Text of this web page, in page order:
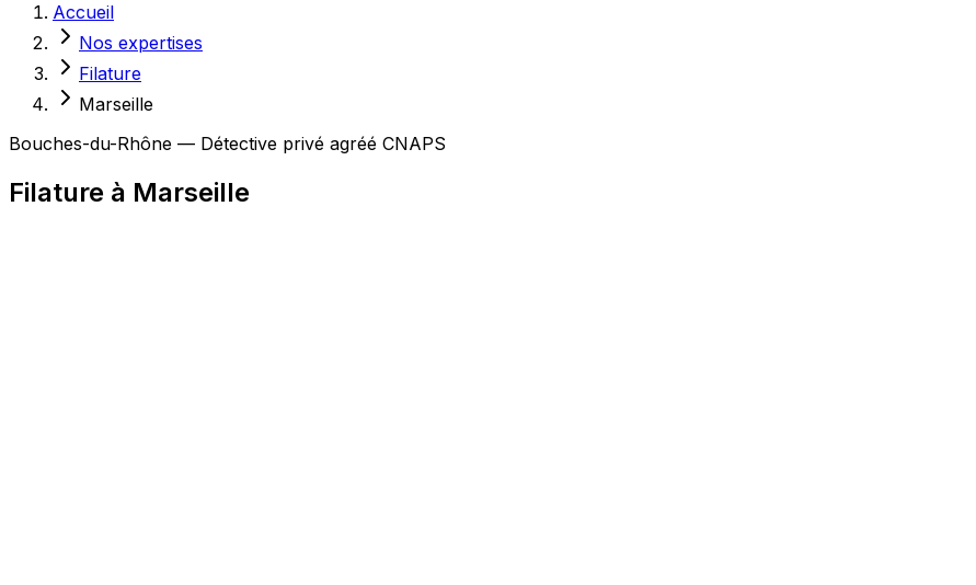
Accueil
Nos expertises
Filature
Marseille
Bouches-du-Rhône — Détective privé agréé CNAPS
Filature à Marseille